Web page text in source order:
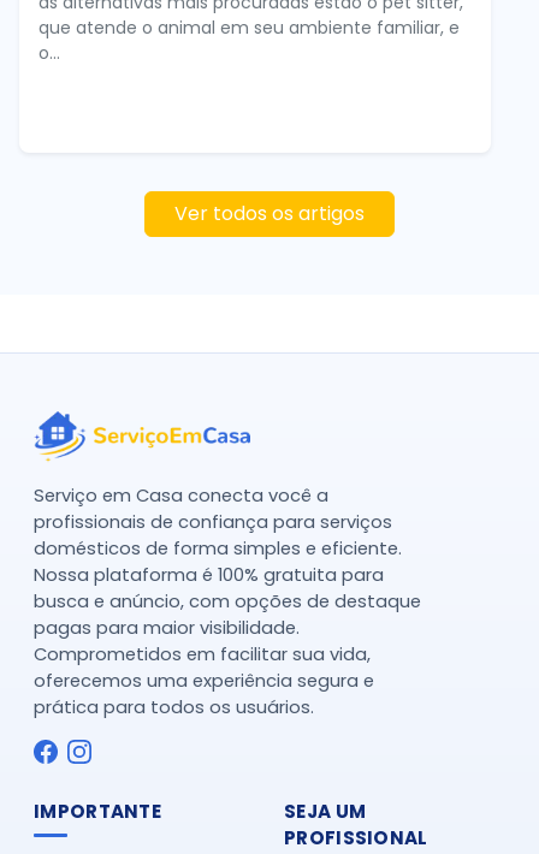
que atende o animal em seu ambiente familiar, e
o...
Ver todos os artigos
Serviço em Casa conecta você a
profissionais de confiança para serviços
domésticos de forma simples e eficiente.
Nossa plataforma é 100% gratuita para
busca e anúncio, com opções de destaque
pagas para maior visibilidade.
Comprometidos em facilitar sua vida,
oferecemos uma experiência segura e
prática para todos os usuários.
IMPORTANTE
SEJA UM
PROFISSIONAL